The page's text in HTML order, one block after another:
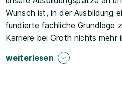
Wunsch ist, in der Ausbildung
fundierte fachliche Grundlage
Karriere bei Groth nichts mehr
weiterlesen